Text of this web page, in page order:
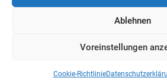
Ablehnen
Voreinstellungen
Cookie-Richtlinie
HOTEL REETHÜÜS